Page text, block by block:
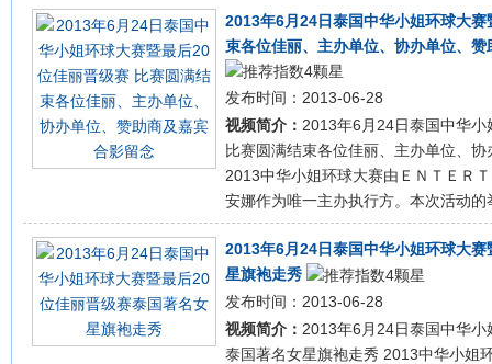
2013年6月24日泰国中华小姐环球大
束各位佳丽、主办单位、协办单位、
发布时间：2013-06-28
视频简介： 2013年6月24日泰国中华
比赛圆满结束各位佳丽、主办单位、
2013中华小姐环球大赛由ＥＮＴＥＲ
安娜作为唯一主办执行方。本次活动的
2013年6月24日泰国中华小姐环球大
星旗袍走秀
发布时间：2013-06-28
视频简介： 2013年6月24日泰国中华
泰国著名女星旗袍走秀 2013中华小姐